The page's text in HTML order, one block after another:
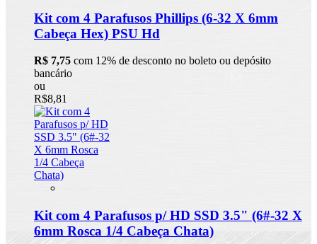
Kit com 4 Parafusos Phillips (6-32 X 6mm
Cabeça Hex) PSU Hd
R$ 7,75 com 12% de desconto no boleto ou depósito
bancário
ou
R$8,81
Kit com 4 Parafusos p/ HD SSD 3.5" (6#-32 X
6mm Rosca 1/4 Cabeça Chata)